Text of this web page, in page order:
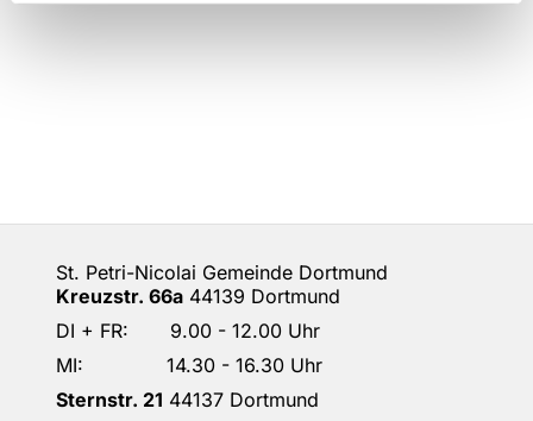
St. Petri-Nicolai Gemeinde Dortmund
Kreuzstr. 66a 44139 Dortmund
DI + FR: 9.00 - 12.00 Uhr
MI: 14.30 - 16.30 Uhr
Sternstr. 21 44137 Dortmund